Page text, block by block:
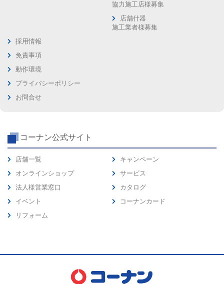
協力施工店様募集
店舗什器
施工業者様募集
採用情報
免責事項
動作環境
プライバシーポリシー
お問合せ
コーナン公式サイト
店舗一覧
オンラインショップ
法人様営業窓口
イベント
リフォーム
キャンペーン
サービス
カタログ
コーナンカード